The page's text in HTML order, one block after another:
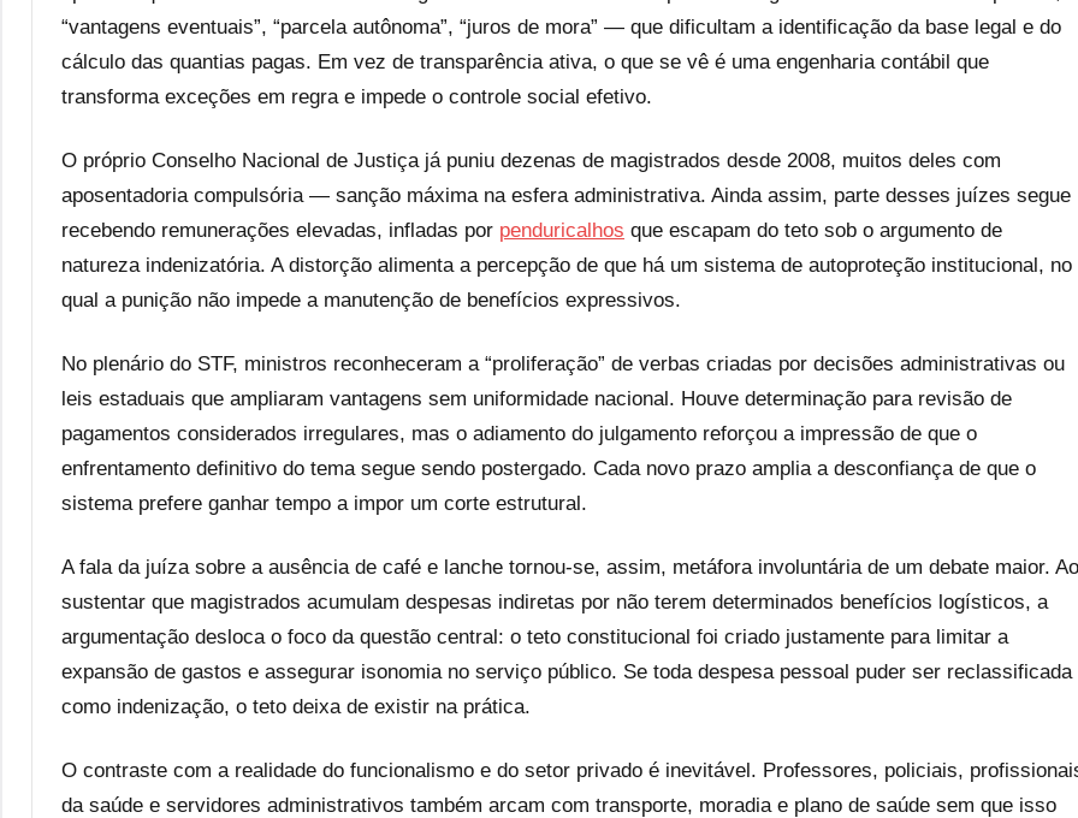
“vantagens eventuais”, “parcela autônoma”, “juros de mora” — que dificultam a identificação da base legal e do
cálculo das quantias pagas. Em vez de transparência ativa, o que se vê é uma engenharia contábil que
transforma exceções em regra e impede o controle social efetivo.
O próprio Conselho Nacional de Justiça já puniu dezenas de magistrados desde 2008, muitos deles com
aposentadoria compulsória — sanção máxima na esfera administrativa. Ainda assim, parte desses juízes segue
recebendo remunerações elevadas, infladas por penduricalhos que escapam do teto sob o argumento de
natureza indenizatória. A distorção alimenta a percepção de que há um sistema de autoproteção institucional, no
qual a punição não impede a manutenção de benefícios expressivos.
No plenário do STF, ministros reconheceram a “proliferação” de verbas criadas por decisões administrativas ou
leis estaduais que ampliaram vantagens sem uniformidade nacional. Houve determinação para revisão de
pagamentos considerados irregulares, mas o adiamento do julgamento reforçou a impressão de que o
enfrentamento definitivo do tema segue sendo postergado. Cada novo prazo amplia a desconfiança de que o
sistema prefere ganhar tempo a impor um corte estrutural.
A fala da juíza sobre a ausência de café e lanche tornou-se, assim, metáfora involuntária de um debate maior. Ao
sustentar que magistrados acumulam despesas indiretas por não terem determinados benefícios logísticos, a
argumentação desloca o foco da questão central: o teto constitucional foi criado justamente para limitar a
expansão de gastos e assegurar isonomia no serviço público. Se toda despesa pessoal puder ser reclassificada
como indenização, o teto deixa de existir na prática.
O contraste com a realidade do funcionalismo e do setor privado é inevitável. Professores, policiais,
da saúde e servidores administrativos também arcam com transporte, moradia e plano de saúde sem que isso